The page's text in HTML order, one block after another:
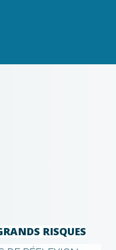
RISQUES